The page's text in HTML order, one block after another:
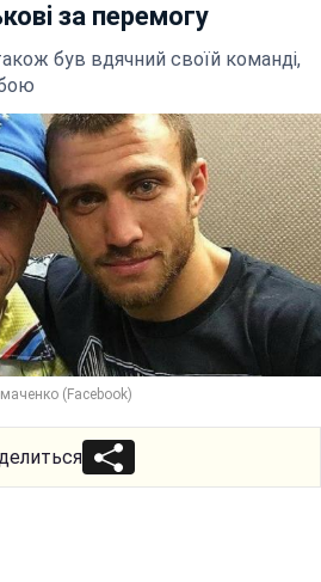
за перемогу
був вдячний своїй команді,
(Facebook)